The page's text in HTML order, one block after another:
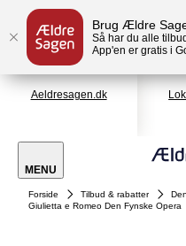
Brug Ældre
Så har du alle
App'en er gratis i
Aeldresagen.dk
MENU
Forside Tilbud & rabatter
Giulietta e Romeo Den Fynske Opera